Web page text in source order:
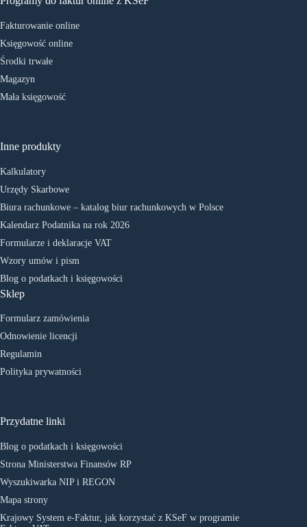
Fakturowanie online
Księgowość online
Środki trwałe
Magazyn
Mała księgowość
Inne produkty
Kalkulatory
Urzędy Skarbowe
Biura rachunkowe – katalog biur rachunkowych w Polsce
Kalendarz Podatnika na rok 2026
Formularze i deklaracje VAT
Wzory umów i pism
Blog o podatkach i księgowości
Sklep
Formularz zamówienia
Odnowienie licencji
Regulamin
Polityka prywatności
Przydatne linki
Blog o podatkach i księgowości
Strona Ministerstwa Finansów RP
Wyszukiwarka NIP i REGON
Mapa strony
Krajowy System e-Faktur, jak korzystać z KSeF w programie